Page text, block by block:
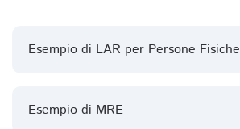
Esempio di LAR per Persone Fisiche
Esempio di MRE